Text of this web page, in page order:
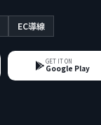
EC導線
GET IT ON
Google Play